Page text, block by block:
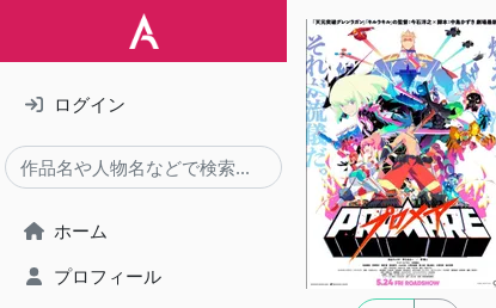
ログイン
ホーム
プロフィール